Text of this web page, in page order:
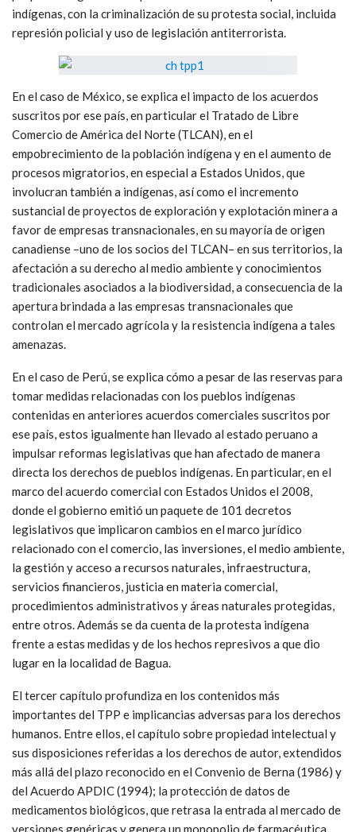
indígenas, con la criminalización de su protesta social, incluida
represión policial y uso de legislación antiterrorista.
En el caso de México, se explica el impacto de los acuerdos
suscritos por ese país, en particular el Tratado de Libre
Comercio de América del Norte (TLCAN), en el
empobrecimiento de la población indígena y en el aumento de
procesos migratorios, en especial a Estados Unidos, que
involucran también a indígenas, así como el incremento
sustancial de proyectos de exploración y explotación minera a
favor de empresas transnacionales, en su mayoría de origen
canadiense –uno de los socios del TLCAN– en sus territorios, la
afectación a su derecho al medio ambiente y conocimientos
tradicionales asociados a la biodiversidad, a consecuencia de la
apertura brindada a las empresas transnacionales que
controlan el mercado agrícola y la resistencia indígena a tales
amenazas.
En el caso de Perú, se explica cómo a pesar de las reservas para
tomar medidas relacionadas con los pueblos indígenas
contenidas en anteriores acuerdos comerciales suscritos por
ese país, estos igualmente han llevado al estado peruano a
impulsar reformas legislativas que han afectado de manera
directa los derechos de pueblos indígenas. En particular, en el
marco del acuerdo comercial con Estados Unidos el 2008,
donde el gobierno emitió un paquete de 101 decretos
legislativos que implicaron cambios en el marco jurídico
relacionado con el comercio, las inversiones, el medio ambiente,
la gestión y acceso a recursos naturales, infraestructura,
servicios financieros, justicia en materia comercial,
procedimientos administrativos y áreas naturales protegidas,
entre otros. Además se da cuenta de la protesta indígena
frente a estas medidas y de los hechos represivos a que dio
lugar en la localidad de Bagua.
El tercer capítulo profundiza en los contenidos más
importantes del TPP e implicancias adversas para los derechos
humanos. Entre ellos, el capítulo sobre propiedad intelectual y
sus disposiciones referidas a los derechos de autor, extendidos
más allá del plazo reconocido en el Convenio de Berna (1986) y
del Acuerdo APDIC (1994); la protección de datos de
medicamentos biológicos, que retrasa la entrada al mercado de
versiones genéricas y genera un monopolio de farmacéutica